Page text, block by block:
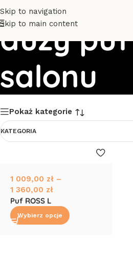
Skip to navigation
Skip to main content
duży
salonu
Pokaż kategorie
KATEGORIA
1 009,00 zł –
1 360,00 zł
Puf ROSS L
Wybierz opcje